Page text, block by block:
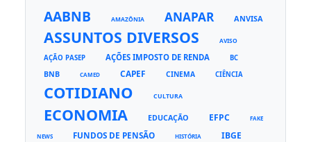
AABNB AMAZÔNIA ANAPAR ANVISA
ASSUNTOS DIVERSOS AVISO
AÇÃO PASEP AÇÕES IMPOSTO DE RENDA BC
BNB CAMED CAPEF CINEMA CIÊNCIA
COTIDIANO CULTURA
ECONOMIA EDUCAÇÃO EFPC FAKE
NEWS FUNDOS DE PENSÃO HISTÓRIA IBGE